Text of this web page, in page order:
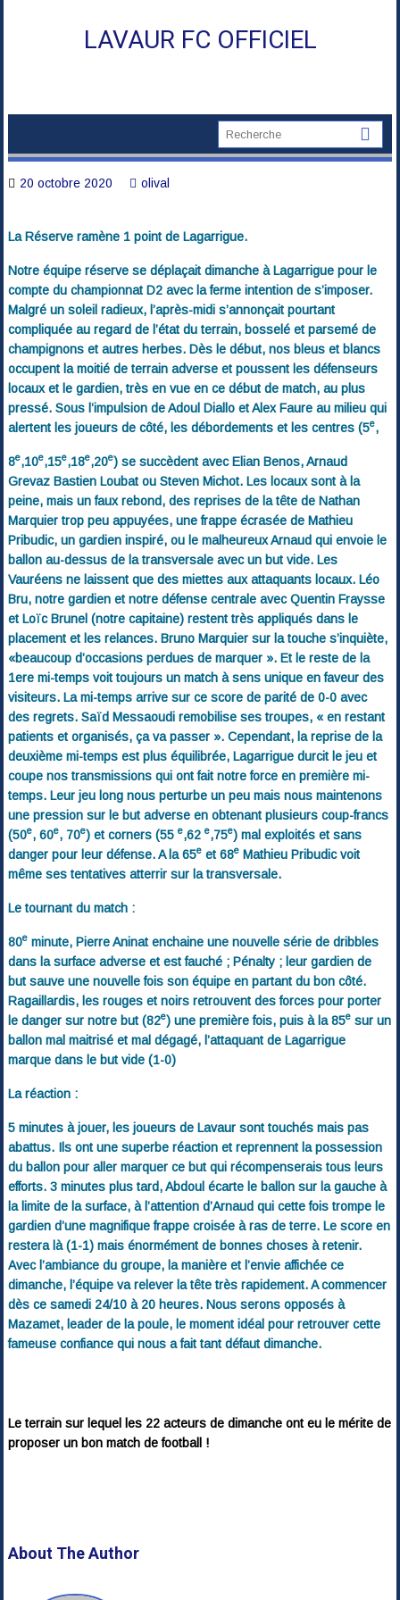
LAVAUR FC OFFICIEL
20 octobre 2020 olival
La Réserve ramène 1 point de Lagarrigue.
Notre équipe réserve se déplaçait dimanche à Lagarrigue pour le
compte du championnat D2 avec la ferme intention de s’imposer.
Malgré un soleil radieux, l’après-midi s’annonçait pourtant
compliquée au regard de l’état du terrain, bosselé et parsemé de
champignons et autres herbes. Dès le début, nos bleus et blancs
occupent la moitié de terrain adverse et poussent les défenseurs
locaux et le gardien, très en vue en ce début de match, au plus
pressé. Sous l’impulsion de Adoul Diallo et Alex Faure au milieu qui
alertent les joueurs de côté, les débordements et les centres (5e,
8e,10e,15e,18e,20e) se succèdent avec Elian Benos, Arnaud
Grevaz Bastien Loubat ou Steven Michot. Les locaux sont à la
peine, mais un faux rebond, des reprises de la tête de Nathan
Marquier trop peu appuyées, une frappe écrasée de Mathieu
Pribudic, un gardien inspiré, ou le malheureux Arnaud qui envoie le
ballon au-dessus de la transversale avec un but vide. Les
Vauréens ne laissent que des miettes aux attaquants locaux. Léo
Bru, notre gardien et notre défense centrale avec Quentin Fraysse
et Loïc Brunel (notre capitaine) restent très appliqués dans le
placement et les relances. Bruno Marquier sur la touche s’inquiète,
«beaucoup d’occasions perdues de marquer ». Et le reste de la
1ere mi-temps voit toujours un match à sens unique en faveur des
visiteurs. La mi-temps arrive sur ce score de parité de 0-0 avec
des regrets. Saïd Messaoudi remobilise ses troupes, « en restant
patients et organisés, ça va passer ». Cependant, la reprise de la
deuxième mi-temps est plus équilibrée, Lagarrigue durcit le jeu et
coupe nos transmissions qui ont fait notre force en première mi-
temps. Leur jeu long nous perturbe un peu mais nous maintenons
une pression sur le but adverse en obtenant plusieurs coup-francs
(50e, 60e, 70e) et corners (55e,62e,75e) mal exploités et sans
danger pour leur défense. A la 65e et 68e Mathieu Pribudic voit
même ses tentatives atterrir sur la transversale.
Le tournant du match :
80e minute, Pierre Aninat enchaine une nouvelle série de dribbles
dans la surface adverse et est fauché ; Pénalty ; leur gardien de
but sauve une nouvelle fois son équipe en partant du bon côté.
Ragaillardis, les rouges et noirs retrouvent des forces pour porter
le danger sur notre but (82e) une première fois, puis à la 85e sur un
ballon mal maitrisé et mal dégagé, l’attaquant de Lagarrigue
marque dans le but vide (1-0)
La réaction :
5 minutes à jouer, les joueurs de Lavaur sont touchés mais pas
abattus. Ils ont une superbe réaction et reprennent la possession
du ballon pour aller marquer ce but qui récompenserais tous leurs
efforts. 3 minutes plus tard, Abdoul écarte le ballon sur la gauche à
la limite de la surface, à l’attention d’Arnaud qui cette fois trompe le
gardien d’une magnifique frappe croisée à ras de terre. Le score en
restera là (1-1) mais énormément de bonnes choses à retenir.
Avec l’ambiance du groupe, la manière et l’envie affichée ce
dimanche, l’équipe va relever la tête très rapidement. A commencer
dès ce samedi 24/10 à 20 heures. Nous serons opposés à
Mazamet, leader de la poule, le moment idéal pour retrouver cette
fameuse confiance qui nous a fait tant défaut dimanche.
Le terrain sur lequel les 22 acteurs de dimanche ont eu le mérite de
proposer un bon match de football !
About The Author